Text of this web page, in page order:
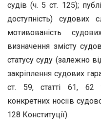
судів (ч. 5 ст. 125);
доступність)
мотивованість
визначення змісту
статусу суду (залежно
закріплення судових
ст. 59, статті 61, 62
конкретних носіїв
128 Конституції).